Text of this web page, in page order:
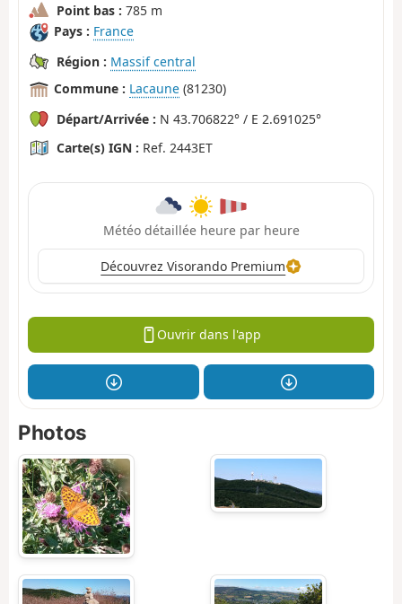
Point bas : 785 m
Pays : France
Région : Massif central
Commune : Lacaune (81230)
Départ/Arrivée : N 43.706822° / E 2.691025°
Carte(s) IGN : Ref. 2443ET
Météo détaillée heure par heure
Découvrez Visorando Premium
Ouvrir dans l'app
Photos